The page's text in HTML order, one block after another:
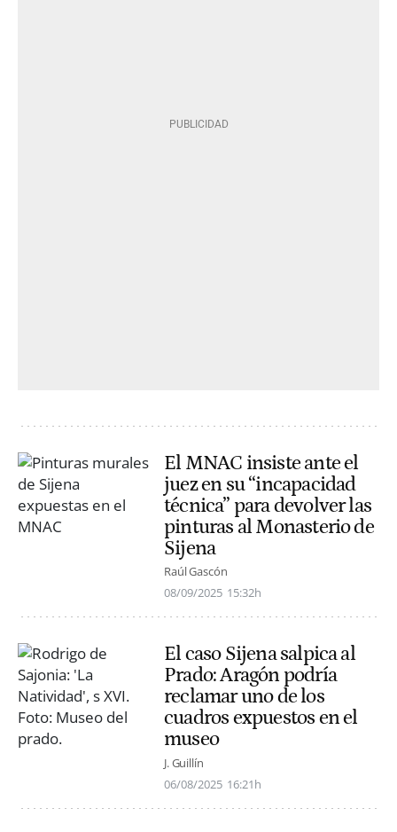
El MNAC insiste ante el
juez en su “incapacidad
técnica” para devolver las
pinturas al Monasterio de
Sijena
Raúl Gascón
08/09/2025 15:32h
El caso Sijena salpica al
Prado: Aragón podría
reclamar uno de los
cuadros expuestos en el
museo
J. Guillín
06/08/2025 16:21h